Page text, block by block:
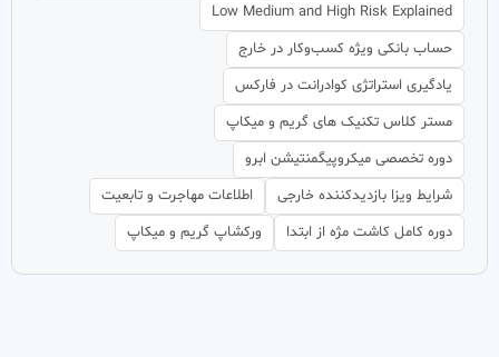
Low Medium and High Risk Explained
حساب بانکی ویژه کسب‌وکار در خارج
یادگیری استراتژی کوادرانت در فارکس
مستر کلاس تکنیک های گریم و میکاپ
دوره تخصصی میکروپیگمنتیشن ابرو
شرایط ویزا بازدیدکننده خارجی
اطلاعات مهاجرت و تابعیت
دوره کامل کاشت مژه از ابتدا
ورکشاپ گریم و میکاپ